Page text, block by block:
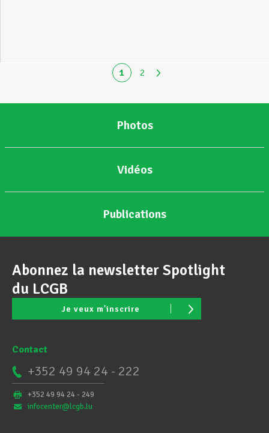
1 2
Photos
Vidéos
Publications
Abonnez la newsletter Spotlight
du LCGB
Je veux m'inscrire
Contact
+352 49 94 24 - 222
+352 49 94 24 - 249
infocenter@lcgb.lu